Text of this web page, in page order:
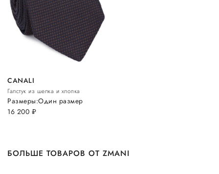
CANALI
Галстук из шелка и хлопка
16 200 руб.
Размеры:Один размер
БОЛЬШЕ ТОВАРОВ ОТ ZMANI